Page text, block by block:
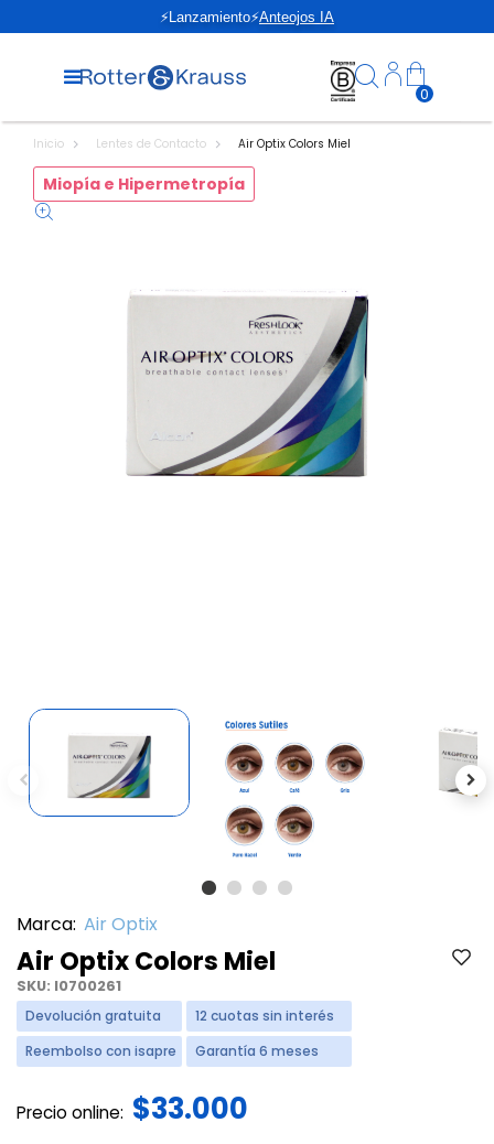
⚡Lanzamiento⚡Anteojos IA
0
Inicio Lentes de Contacto Air Optix Colors Miel
Miopía e Hipermetropía
Previous
Marca: Air Optix
Air Optix Colors Miel
SKU: I0700261
Devolución gratuita
12 cuotas sin interés
Reembolso con isapre
Garantía 6 meses
Precio online: $33.000